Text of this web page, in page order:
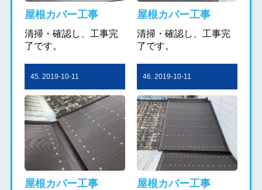
屋根カバー工事
清掃・確認し、工事完
了です。
屋根カバー工事
清掃・確認し、工事完
了です。
45. 2019-10-11
屋根カバー工事
46. 2019-10-11
屋根カバー工事